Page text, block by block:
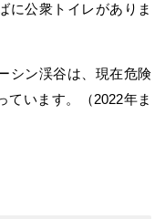
に公衆トイレがありま
シン渓谷は、現在危険
ています。（2022年ま